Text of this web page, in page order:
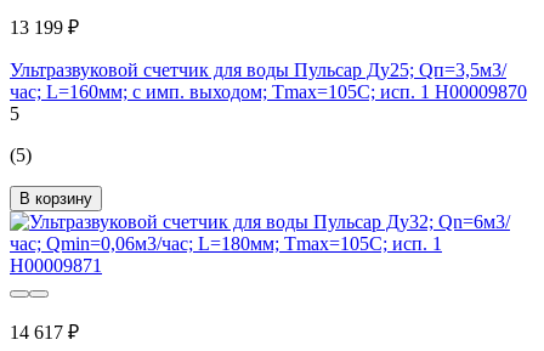
13 199 ₽
Ультразвуковой счетчик для воды Пульсар Ду25; Qп=3,5м3/
час; L=160мм; с имп. выходом; Тmах=105С; исп. 1 Н00009870
5
(5)
В корзину
14 617 ₽